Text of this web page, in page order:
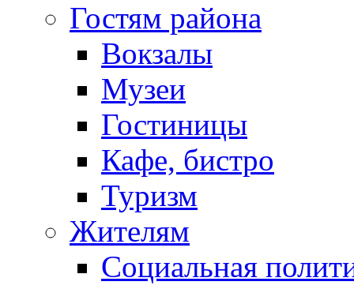
Гостям района
Вокзалы
Музеи
Гостиницы
Кафе, бистро
Туризм
Жителям
Социальная